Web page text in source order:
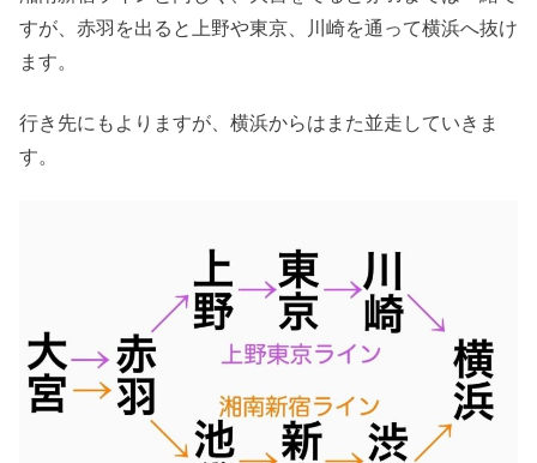
すが、赤羽を出ると上野や東京、川崎を通って横浜へ抜け
ます。
行き先にもよりますが、横浜からはまた並走していきま
す。